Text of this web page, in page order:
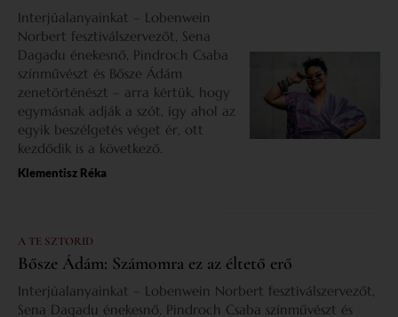
Interjúalanyainkat – Lobenwein
Norbert fesztiválszervezőt, Sena
Dagadu énekesnő, Pindroch Csaba
színművészt és Bősze Ádám
zenetörténészt – arra kértük, hogy
egymásnak adják a szót, így ahol az
egyik beszélgetés véget ér, ott
kezdődik is a következő.
Klementisz Réka
A TE SZTORID
Bősze Ádám: Számomra ez az éltető erő
Interjúalanyainkat – Lobenwein Norbert fesztiválszervezőt,
Sena Dagadu énekesnő, Pindroch Csaba színművészt és